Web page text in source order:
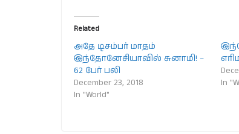
Related
அதே டிசம்பர் மாதம்
இந்தோனேசியாவில் சுனாமி! –
62 பேர் பலி
December 23, 2018
In "World"
In